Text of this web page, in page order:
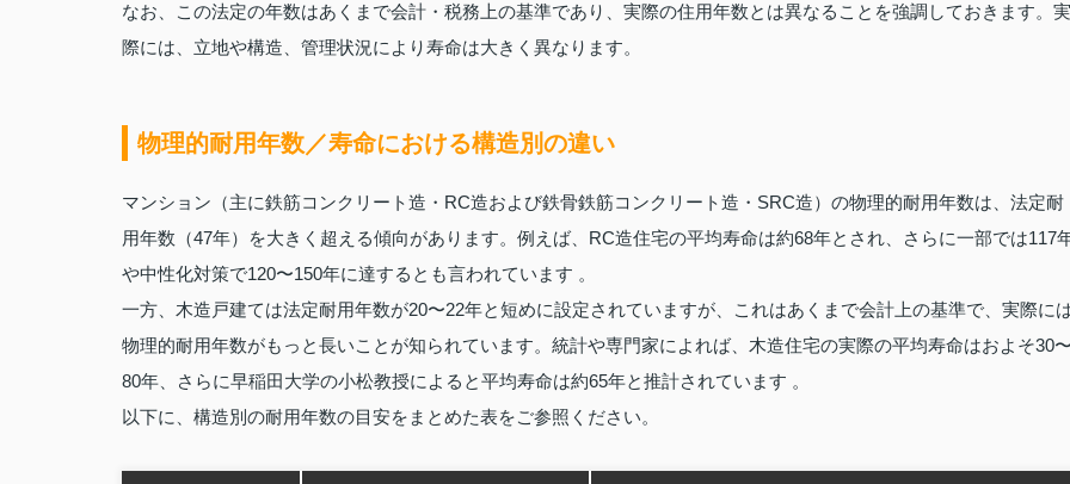
なお、この法定の年数はあくまで会計・税務上の基準であり、実際の住用年数とは異なることを強調しておきます。実
際には、立地や構造、管理状況により寿命は大きく異なります。
物理的耐用年数／寿命における構造別の違い
マンション（主に鉄筋コンクリート造・RC造および鉄骨鉄筋コンクリート造・SRC造）の物理的耐用年数は、法定耐
用年数（47年）を大きく超える傾向があります。例えば、RC造住宅の平均寿命は約68年とされ、さらに一部では117
や中性化対策で120〜150年に達するとも言われています 。
一方、木造戸建ては法定耐用年数が20〜22年と短めに設定されていますが、これはあくまで会計上の基準で、実際に
物理的耐用年数がもっと長いことが知られています。統計や専門家によれば、木造住宅の実際の平均寿命はおよそ30
80年、さらに早稲田大学の小松教授によると平均寿命は約65年と推計されています 。
以下に、構造別の耐用年数の目安をまとめた表をご参照ください。